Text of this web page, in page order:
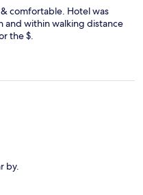
comfortable. Hotel was
within walking distance
the $.
by.